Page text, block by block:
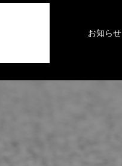
お知らせ